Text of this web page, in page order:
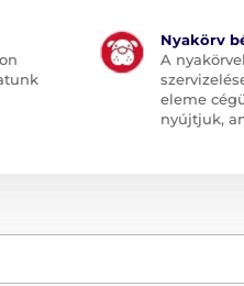
Nyakörv
A
eleme
nyújtjuk,